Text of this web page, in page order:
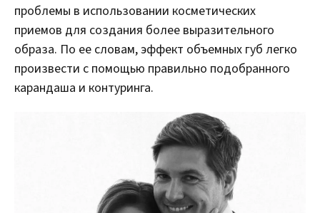
проблемы в использовании косметических
приемов для создания более выразительного
образа. По ее словам, эффект объемных губ легко
произвести с помощью правильно подобранного
карандаша и контуринга.